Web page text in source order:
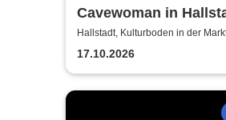
Cavewoman in
Hallstadt, Kulturboden in der
17.10.2026